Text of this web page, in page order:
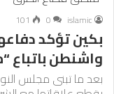
islamic
0
101
بكين تؤكد
واشنطن
بعد ما تبنى مجلس